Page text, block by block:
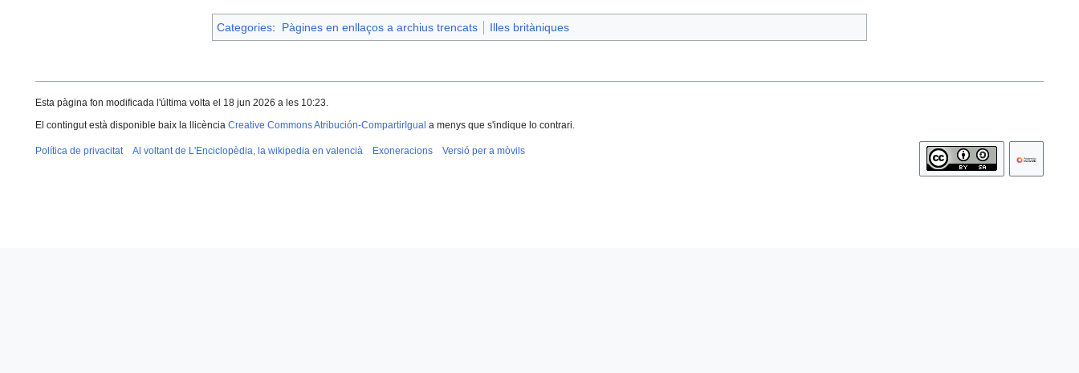
Categories: Pàgines en enllaços a archius trencats Illes britàniques
Esta pàgina fon modificada l'última volta el 18 jun 2026 a les 10:23.
El contingut està disponible baix la llicència Creative Commons Atribución-CompartirIgual a menys que s'indique lo contrari.
Política de privacitat Al voltant de L'Enciclopèdia, la wikipedia en valencià Exoneracions Versió per a mòvils